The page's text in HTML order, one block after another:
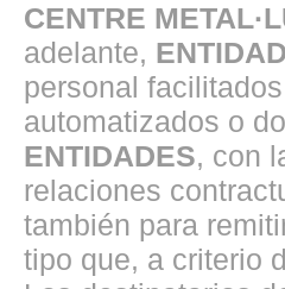
CENTRE
adelante,
personal
automatizados o
ENTIDADES, con
relaciones
también para
tipo que, a criterio